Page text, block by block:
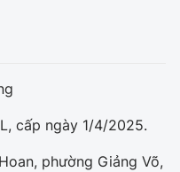
cấp ngày 1/4/2025.
phường Giảng Võ,